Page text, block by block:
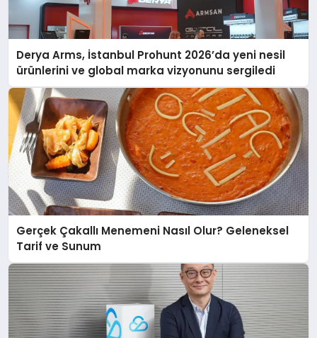
Derya Arms, İstanbul Prohunt 2026’da yeni nesil
ürünlerini ve global marka vizyonunu sergiledi
Gerçek Çakallı Menemeni Nasıl Olur? Geleneksel
Tarif ve Sunum